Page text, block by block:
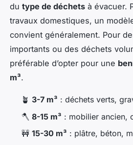
du type de déchets à évacuer.
travaux domestiques, un
convient généralement. Pour
importants ou des déchets
préférable d’opter pour une
m³.
🪴 3-7 m³ : déchets verts,
🪓 8-15 m³ : mobilier ancien,
🚧 15-30 m³ : plâtre, béton,